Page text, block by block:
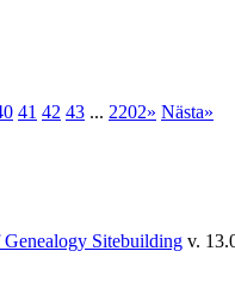
41 42 43 ... 2202» Nästa»
Sitebuilding v.